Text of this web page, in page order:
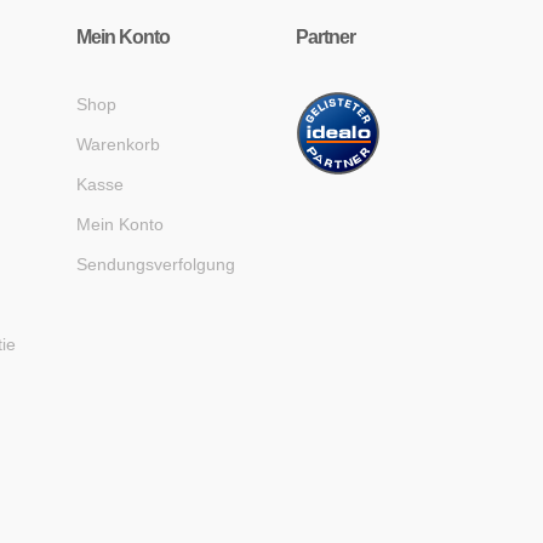
Mein Konto
Shop
Warenkorb
Kasse
Mein Konto
Sendungsverfolgung
Partner